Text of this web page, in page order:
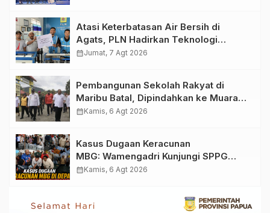
Atasi Keterbatasan Air Bersih di
Agats, PLN Hadirkan Teknologi
Desalinasi untuk Masjid Saiful Al-
calendar_monthJumat, 7 Agt 2026
Pembangunan Sekolah Rakyat di
Maribu Batal, Dipindahkan ke Muara
Tami, Ini Sebabnya
calendar_monthKamis, 6 Agt 2026
Kasus Dugaan Keracunan
MBG: Wamengadri Kunjungi SPPG
Yayasan KIS Papua, Ini yang
calendar_monthKamis, 6 Agt 2026